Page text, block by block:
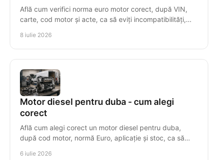
Află cum verifici norma euro motor corect, după VIN,
carte, cod motor și acte, ca să eviți incompatibilități,
8 iulie 2026
Motor diesel pentru duba - cum alegi
corect
Află cum alegi corect un motor diesel pentru duba,
după cod motor, normă Euro, aplicație și stoc, ca să
6 iulie 2026